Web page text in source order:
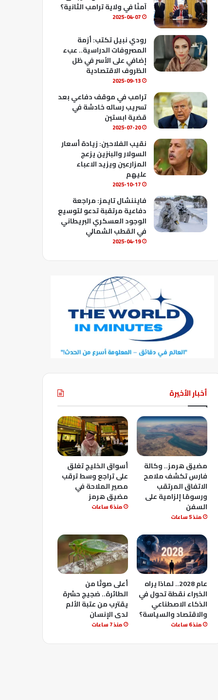
b
e
آمنًا في ولاية ترامب الثانية؟
2025-04-07
رودي نبيل تكتب: أزمة
المصروفات الدراسية.. عبء
إضافي على الأسر في ظل
الظروف الاقتصادية
2025-09-13
ترامب في موقف دفاعي بعد
تسريب رساله خادشة في
قضية ابستين
2025-07-20
نقيب الفلاحين: زيادة أسعار
السولار والبنزين يزعج
المزارعين ويزيد الاعباء
عليهم
2025-10-17
فايننشال تايمز: مراجعة
دفاعية مرتقبة تدعو لتوسيع
الوجود العسكري البريطاني
في القطب الشمالي
2025-04-19
أخبار الأخيرة
مضيق هرمز.. وكالة
فارس تكشف ملامح
الاتفاق المرتقب
ورسومًا إلزامية على
السفن
منذ 5 ساعات
أسواق الخليج تغلق
على تراجع وسط ترقب
مصير الملاحة في
مضيق هرمز
منذ 6 ساعات
عام 2028.. لماذا يراه
الخبراء نقطة تحول في
الذكاء الاصطناعي
والاقتصاد والسياسة؟
منذ 6 ساعات
أعلى صوتًا من
الطائرة.. ضجيج حشرة
يقترب من عتبة الألم
لدى الإنسان
منذ 7 ساعات